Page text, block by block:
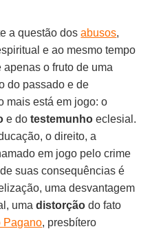
a questão dosabusos,
e ao mesmo tempo
o fruto de uma
do passado e de
mais está em jogo: o
e dotestemunho eclesial.
o direito, a
em jogo pelo crime
de suas consequências é
uma desvantagem
umadistorção do fato
Pagano, presbítero